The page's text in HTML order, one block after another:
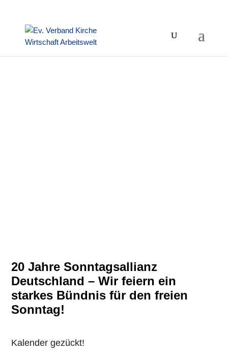
20 Jahre Sonntagsallianz
Deutschland – Wir feiern ein
starkes Bündnis für den freien
Sonntag!
Kalender gezückt!